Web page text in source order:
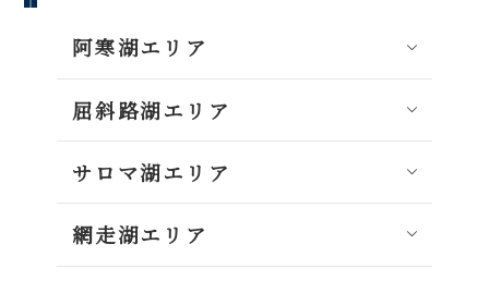
阿寒湖エリア
屈斜路湖エリア
サロマ湖エリア
網走湖エリア